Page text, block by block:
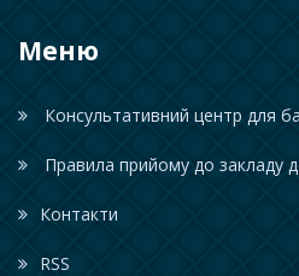
Меню
Консультативний центр для
Правила прийому до закладу
Контакти
RSS